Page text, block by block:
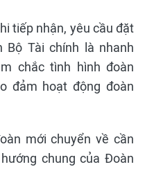
tiếp nhận, yêu cầu đặt
Bộ Tài chính là nhanh
chắc tình hình đoàn
đảm hoạt động đoàn
mới chuyển về cần
chung của Đoàn